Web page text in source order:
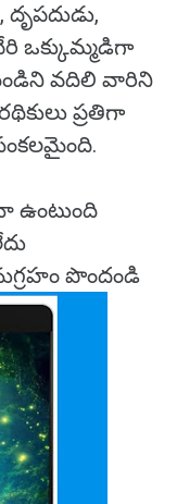
ఒక్కుమ్మడిగా
వదిలి వారిని
ప్రతిగా
ఉంటుంది
పొందండి